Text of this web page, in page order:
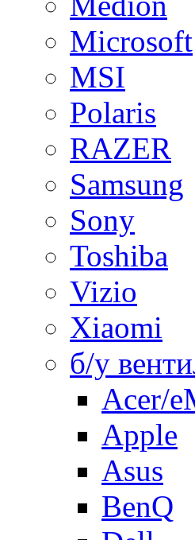
Microsoft
MSI
Polaris
RAZER
Samsung
Sony
Toshiba
Vizio
Xiaomi
б/у
Acer/
Apple
Asus
BenQ